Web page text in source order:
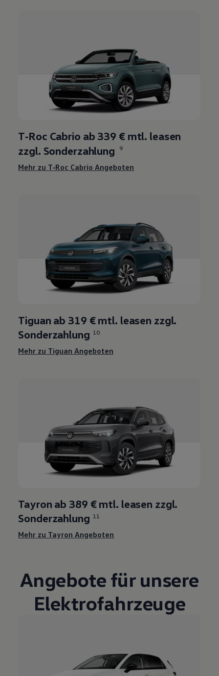
T‑Roc Cabrio ab 339 € mtl. leasen
zzgl. Sonderzahlung
9
Mehr zu T‑Roc Cabrio Angeboten
Tiguan ab 319 € mtl. leasen zzgl.
Sonderzahlung 10
Mehr zu Tiguan Angeboten
Tayron ab 389 € mtl. leasen zzgl.
Sonderzahlung 11
Mehr zu Tayron Angeboten
Angebote für unsere
Elektrofahrzeuge